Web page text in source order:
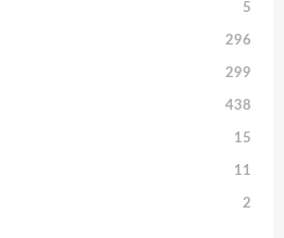
5
296
299
438
15
11
2